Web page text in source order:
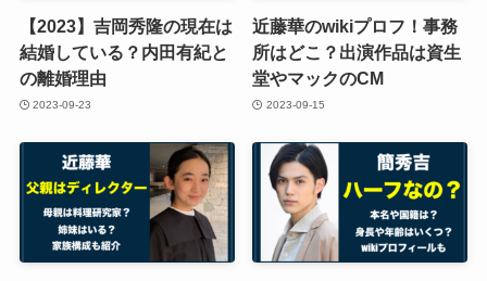
【2023】吉岡秀隆の現在は
結婚している？内田有紀と
の離婚理由
2023-09-23
近藤華のwikiプロフ！事務
所はどこ？出演作品は資生
堂やマックのCM
2023-09-15